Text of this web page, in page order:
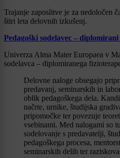
Trajanje zaposlitve je za nedoločen
štiri leta delovnih izkušenj.
Pedagoški sodelavec –
Univerza Alma Mater Europaea v
sodelavca – diplomiranega
Delovne naloge obsegajo
predavanj, seminarskih in
oblik pedagoškega dela.
načrte, urnike, študijska
pripomočke ter povezuje
vsebinami. Med nalogami so
sodelovanje s predavatelji,
pedagoškega procesa,
seminarskih delih ter